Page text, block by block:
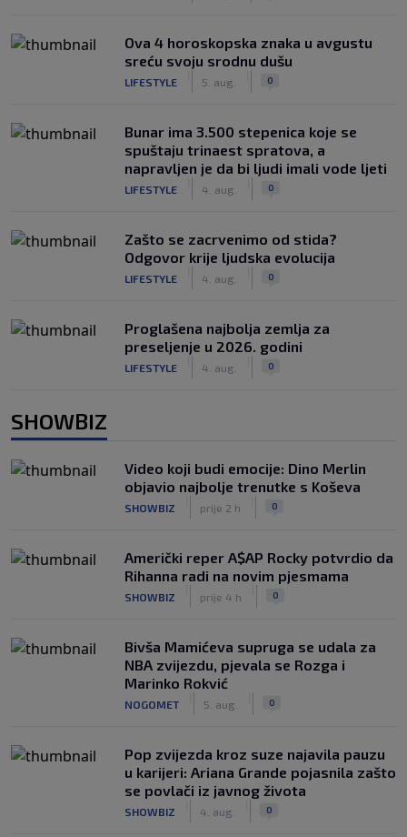
Ova 4 horoskopska znaka u avgustu
sreću svoju srodnu dušu
LIFESTYLE 5. aug. 0
Bunar imа 3.500 stepenica koje se
spuštaju trinaest spratova, a
napravljen je da bi ljudi imali vode ljeti
LIFESTYLE 4. aug. 0
Zašto se zacrvenimo od stida?
Odgovor krije ljudska evolucija
LIFESTYLE 4. aug. 0
Proglašena najbolja zemlja za
preseljenje u 2026. godini
LIFESTYLE 4. aug. 0
SHOWBIZ
Video koji budi emocije: Dino Merlin
objavio najbolje trenutke s Koševa
SHOWBIZ prije 2 h 0
Američki reper A$AP Rocky potvrdio da
Rihanna radi na novim pjesmama
SHOWBIZ prije 4 h 0
Bivša Mamićeva supruga se udala za
NBA zvijezdu, pjevala se Rozga i
Marinko Rokvić
NOGOMET 5. aug. 0
Pop zvijezda kroz suze najavila pauzu
u karijeri: Ariana Grande pojasnila zašto
se povlači iz javnog života
SHOWBIZ 4. aug. 0